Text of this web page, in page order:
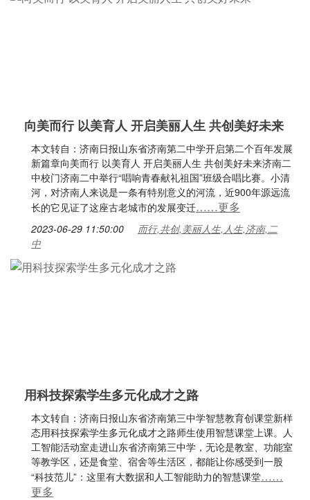
向美而行 以美育人 开启美丽人生 共创美好未来
本文转自：济南日报山东省济南第二中学开启第二个百年发展
新篇章向美而行 以美育人 开启美丽人生 共创美好未来济南二
中校门济南二中举行“唱响青春献礼祖国”班级合唱比赛。小清
河，对济南人来说是一条有特别意义的河流，近900年源远流
长的它见证了这座古老城市的发展变迁……更多
2023-06-29 11:50:00
而行,共创,美丽人生,人生,济南,二
中
用科技探索学生多元化成才之路
本文转自：济南日报山东省济南第三中学智慧教育创课堂新样
态用科技探索学生多元化成才之路师生使用智慧课堂上课。人
工智能活动室走进山东省济南第三中学，无论是教室、功能室
等教学区，还是食堂、宿舍等生活区，都能让你感受到一股
“科技范儿”：这里有大数据和人工智能助力的智慧课堂……
更多